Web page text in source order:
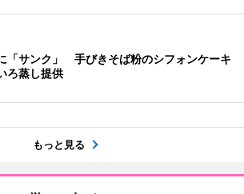
「サンク」 手びきそば粉のシフォンケーキ
ろ蒸し提供
もっと見る